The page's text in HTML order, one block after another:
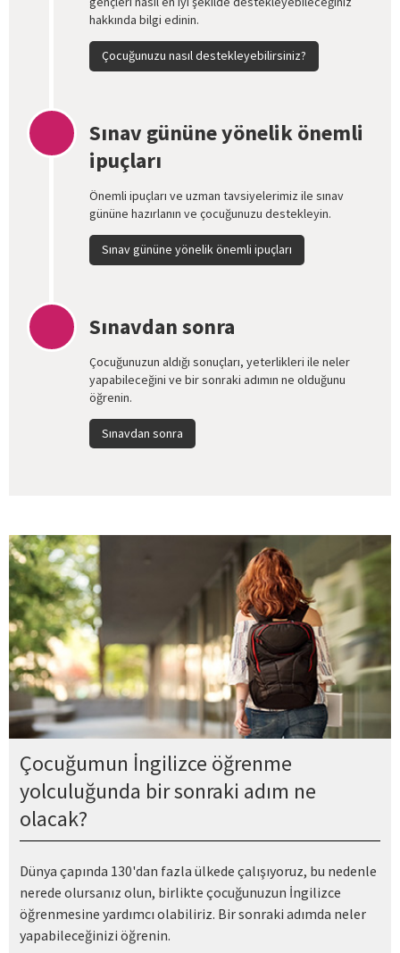
hakkında bilgi edinin.
Çocuğunuzu nasıl destekleyebilirsiniz?
Sınav gününe yönelik önemli
ipuçları
Önemli ipuçları ve uzman tavsiyelerimiz ile sınav
gününe hazırlanın ve çocuğunuzu destekleyin.
Sınav gününe yönelik önemli ipuçları
Sınavdan sonra
Çocuğunuzun aldığı sonuçları, yeterlikleri ile neler
yapabileceğini ve bir sonraki adımın ne olduğunu
öğrenin.
Sınavdan sonra
Çocuğumun İngilizce öğrenme
yolculuğunda bir sonraki adım ne
olacak?
Dünya çapında 130'dan fazla ülkede çalışıyoruz, bu nedenle
nerede olursanız olun, birlikte çocuğunuzun İngilizce
öğrenmesine yardımcı olabiliriz. Bir sonraki adımda neler
yapabileceğinizi öğrenin.